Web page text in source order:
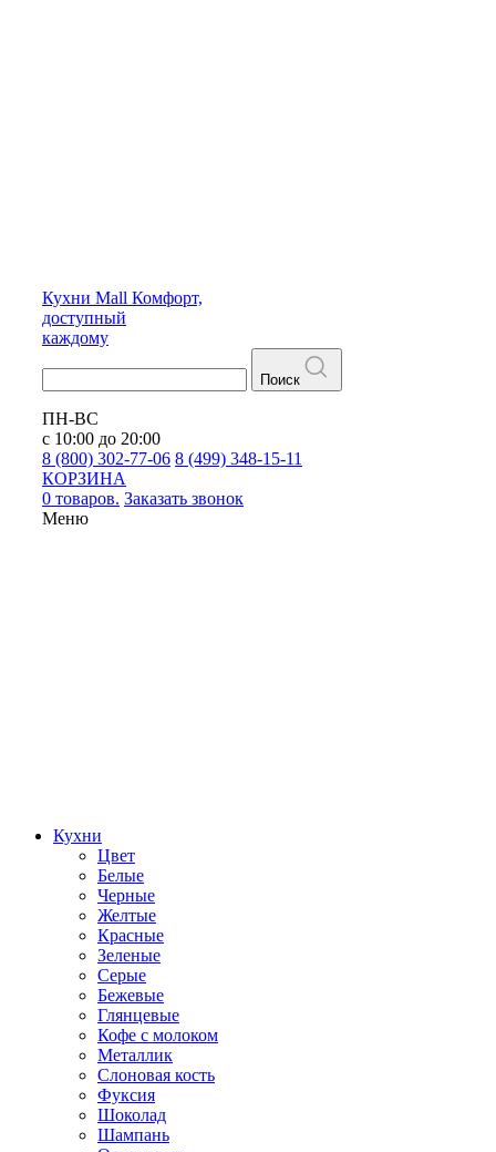
Кухни Mall Комфорт,
доступный
каждому
Поиск
ПН-ВС
с 10:00 до 20:00
8 (800) 302-77-06 8 (499) 348-15-11
КОРЗИНА
0 товаров. Заказать звонок
Меню
Кухни
Цвет
Белые
Черные
Желтые
Красные
Зеленые
Серые
Бежевые
Глянцевые
Кофе с молоком
Металлик
Слоновая кость
Фуксия
Шоколад
Шампань